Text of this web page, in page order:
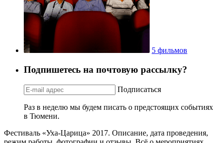
5 фильмов
Подпишетесь на почтовую рассылку?
Подписаться
Раз в неделю мы будем писать о предстоящих событиях
в Тюмени.
Фестиваль «Уха-Царица» 2017. Описание, дата проведения,